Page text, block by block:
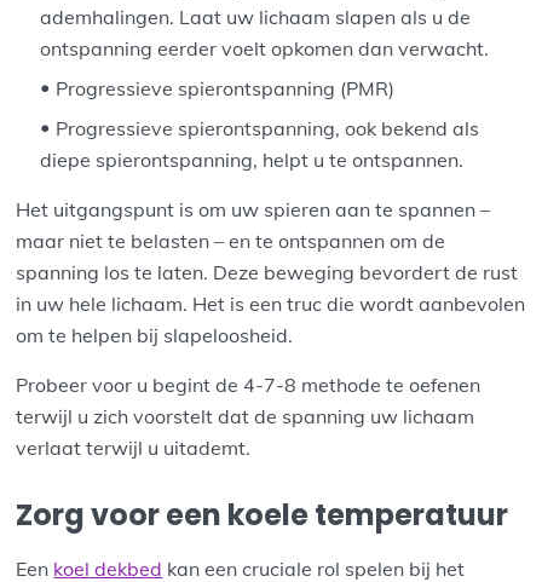
ademhalingen. Laat uw lichaam slapen als u de
ontspanning eerder voelt opkomen dan verwacht.
Progressieve spierontspanning (PMR)
Progressieve spierontspanning, ook bekend als
diepe spierontspanning, helpt u te ontspannen.
Het uitgangspunt is om uw spieren aan te spannen –
maar niet te belasten – en te ontspannen om de
spanning los te laten. Deze beweging bevordert de rust
in uw hele lichaam. Het is een truc die wordt aanbevolen
om te helpen bij slapeloosheid.
Probeer voor u begint de 4-7-8 methode te oefenen
terwijl u zich voorstelt dat de spanning uw lichaam
verlaat terwijl u uitademt.
Zorg voor een koele temperatuur
Een koel dekbed kan een cruciale rol spelen bij het